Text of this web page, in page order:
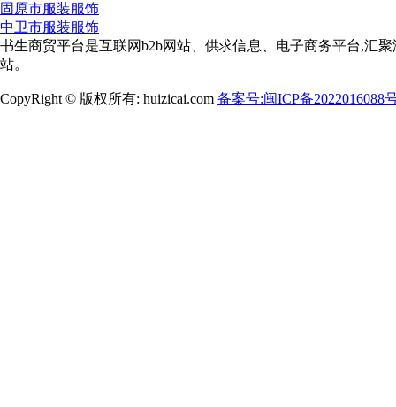
固原市服装服饰
中卫市服装服饰
书生商贸平台是互联网b2b网站、供求信息、电子商务平台,汇
站。
CopyRight © 版权所有: huizicai.com 备案号:闽ICP备2022016088